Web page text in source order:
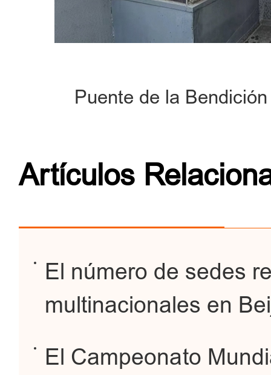
Puente de la
Artículos
El número de sedes
multinacionales en
El Campeonato